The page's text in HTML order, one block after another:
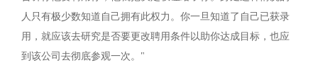
人只有极少数知道自己拥有此权力。你一旦知道了自己已获录
用，就应该去研究是否要更改聘用条件以助你达成目标，也应
到该公司去彻底参观一次。"